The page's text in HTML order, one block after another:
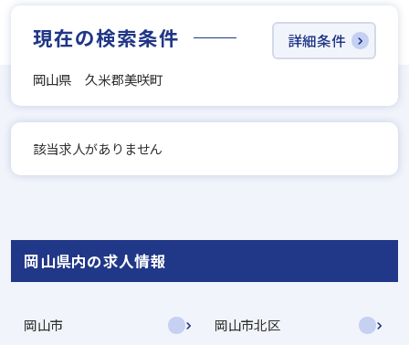
現在の検索条件
岡山県 久米郡美咲町
詳細条件
該当求人がありません
岡山県内の求人情報
岡山市 岡山市北区